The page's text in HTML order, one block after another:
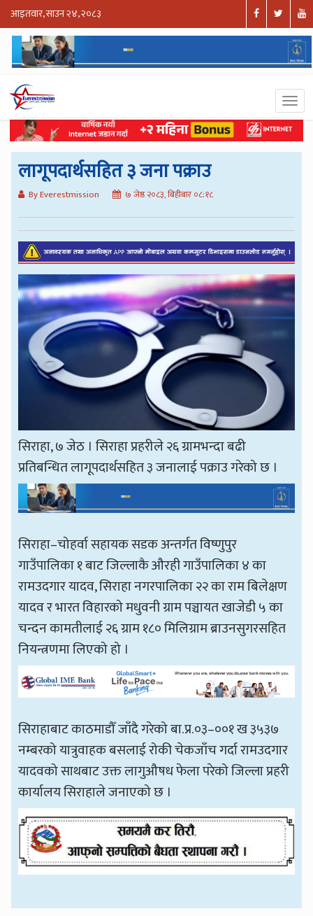
आइतवार, साउन २४, २०८३
लागूपदार्थसहित ३ जना पक्राउ
By Everestmission ७ जेष्ठ २०८३, बिहीबार ०८:१८
सिराहा, ७ जेठ । सिराहा प्रहरीले २६ ग्रामभन्दा बढी
प्रतिबन्धित लागूपदार्थसहित ३ जनालाई पक्राउ गरेको छ ।
सिराहा–चोहर्वा सहायक सडक अन्तर्गत विष्णुपुर
गाउँपालिका १ बाट जिल्लाकै औरही गाउँपालिका ४ का
रामउदगार यादव, सिराहा नगरपालिका २२ का राम बिलेक्षण
यादव र भारत विहारको मधुवनी ग्राम पञ्चायत खाजेडी ५ का
चन्दन कामतीलाई २६ ग्राम १८० मिलिग्राम ब्राउनसुगरसहित
नियन्त्रणमा लिएको हो ।
सिराहाबाट काठमाडौँ जाँदै गरेको बा.प्र.०३–००१ ख ३५३७
नम्बरको यात्रुवाहक बसलाई रोकी चेकजाँच गर्दा रामउदगार
यादवको साथबाट उक्त लागुऔषध फेला परेको जिल्ला प्रहरी
कार्यालय सिराहाले जनाएको छ ।